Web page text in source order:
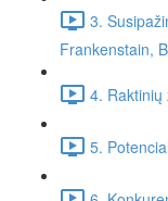
3.
Frankenstain,
4. Raktinių
5.